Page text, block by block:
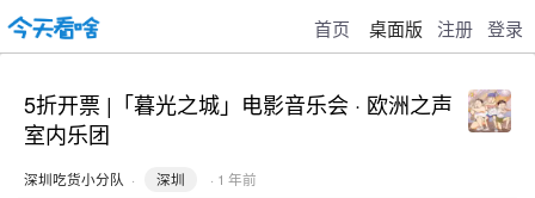
首页 桌面版 注册 登录
5折开票 |「暮光之城」电影音乐会 · 欧洲之声
室内乐团
深圳吃货小分队 · 深圳 · 1 年前